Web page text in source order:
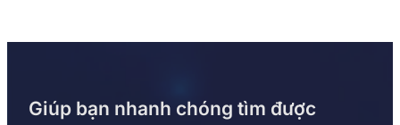
Giúp bạn nhanh chóng tìm được